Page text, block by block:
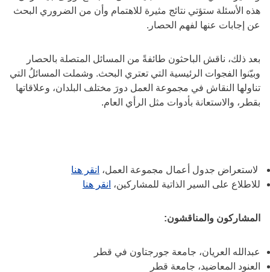
هذه الأسئلة ستؤتي نتائج مثيرة للاهتمام وأن من الضروري البحث
عن إجابات عنها لفهم الحصار.
بعد ذلك، ناقش الباحثون طائفةً من المسائل المتصلة بالحصار
وبيّنوا الفجوات الرئيسية التي تعتري البحث. وشملت المسائلُ التي
تناولها النقاش في مجموعة العمل دورَ مختلف البلدان، وعلاقاتها
بقطر، والاستعانة بأدوات مثل الرأي العام.
لاستعراض جدول أعمال مجموعة العمل، انقر هنا
للاطلاع على السير الذاتية للمشاركين، انقر هنا
المشاركون والمناقشون:
عبدالله العريان، جامعة جورجتاون في قطر
العنود المعاضيد، جامعة قطر